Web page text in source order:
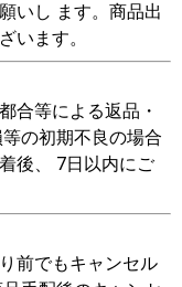
いし ます。商品出
います。
合等による返品・
の初期不良の場合
後、 7日以内にご
前でもキャンセル